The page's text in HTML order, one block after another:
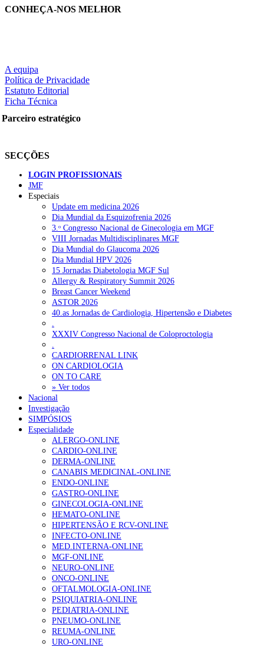
Partilhe nas redes sociais:
NOTÍCIAS RECENTES
Quase 11.900 jovens recorreram aos cheques psicólogo e
nutricionista no primeiro mês 7 de Agosto, 2026
ULS de Coimbra estreia cirurgia endoscópica do ouvido com
apoio robótico em Portugal 7 de Agosto, 2026
Enfermeiros exigem esclarecimentos sobre eventual gestão
privada da ULS do Algarve 7 de Agosto, 2026
Ordem dos Médicos alerta para riscos no novo sistema de acesso
a consultas e cirurgias 7 de Agosto, 2026
Portugal está a formar os médicos de que precisa? 6 de Agosto,
2026
NOTÍCIAS MAIS LIDAS
Enfermagem Forense. “Da urgência ao tribunal, cada
gesto conta e cada profissional faz a diferença”
202 visualizações
Alguns milhares de utentes podem ficar sem médico de
família com nova regras do registo, alerta associação
155 visualizações
1.º Episódio do Podcast “Frequência Cardio – Sintoniza-
te na Insuficiência Cardíaca” da Bayer
99 visualizações
“Os programas de rastreio do cancro do pulmão são
custo-efetivos e representam um investimento
sustentável para os sistemas de saúde”
88 visualizações
CONHEÇA-NOS MELHOR
A equipa
Política de Privacidade
Estatuto Editorial
Ficha Técnica
Parceiro estratégico
SECÇÕES
LOGIN PROFISSIONAIS
JMF
Especiais
Update em medicina 2026
Dia Mundial da Esquizofrenia 2026
3.ᵒ Congresso Nacional de Ginecologia em MGF
VIII Jornadas Multidisciplinares MGF
Dia Mundial do Glaucoma 2026
Dia Mundial HPV 2026
15 Jornadas Diabetologia MGF Sul
Allergy & Respiratory Summit 2026
Breast Cancer Weekend
ASTOR 2026
40.as Jornadas de Cardiologia, Hipertensão e Diabetes
.
XXXIV Congresso Nacional de Coloproctologia
.
CARDIORRENAL LINK
ON CARDIOLOGIA
ON TO CARE
» Ver todos
Nacional
Investigação
SIMPÓSIOS
Especialidade
ALERGO-ONLINE
CARDIO-ONLINE
DERMA-ONLINE
CANABIS MEDICINAL-ONLINE
ENDO-ONLINE
GASTRO-ONLINE
GINECOLOGIA-ONLINE
HEMATO-ONLINE
HIPERTENSÃO E RCV-ONLINE
INFECTO-ONLINE
MED.INTERNA-ONLINE
MGF-ONLINE
NEURO-ONLINE
ONCO-ONLINE
OFTALMOLOGIA-ONLINE
PSIQUIATRIA-ONLINE
PEDIATRIA-ONLINE
PNEUMO-ONLINE
REUMA-ONLINE
URO-ONLINE